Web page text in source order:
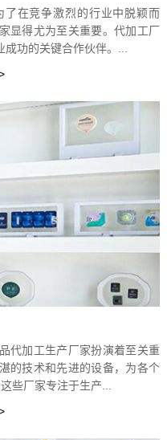
在竞争激烈的行业中脱颖而
显得尤为至关重要。代加工厂
功的关键合作伙伴。...
代加工生产厂家扮演着至关重
的技术和先进的设备，为各个
些厂家专注于生产...